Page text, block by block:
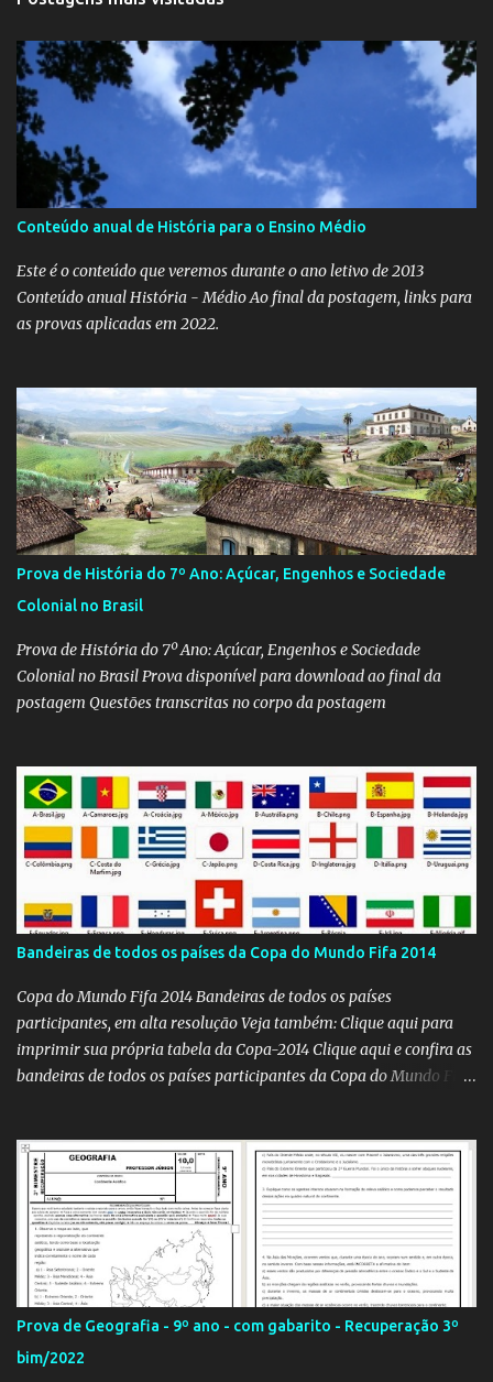
Conteúdo anual de História para o Ensino Médio
Este é o conteúdo que veremos durante o ano letivo de 2013
Conteúdo anual História - Médio Ao final da postagem, links para
as provas aplicadas em 2022.
Prova de História do 7º Ano: Açúcar, Engenhos e Sociedade
Colonial no Brasil
Prova de História do 7º Ano: Açúcar, Engenhos e Sociedade
Colonial no Brasil Prova disponível para download ao final da
postagem Questões transcritas no corpo da postagem
Bandeiras de todos os países da Copa do Mundo Fifa 2014
Copa do Mundo Fifa 2014 Bandeiras de todos os países
participantes, em alta resolução Veja também: Clique aqui para
imprimir sua própria tabela da Copa-2014 Clique aqui e confira as
bandeiras de todos os países participantes da Copa do Mundo Fifa
Com um evento como a Copa do Mundo ocorrendo no Brasil,
independentemente se você seja do time 'Viva Copa' ou do time
'Não vai ter Copa', uma hora ou outra acaba precisando das
bandeiras dos países que participarão do evento (para exaltá-los
ou para estraçalhá-los). Principalmente se você for aluno ou
professor! Provavelmente sua escola fará alguma atividade
relacionada ao assunto. Aí, precisa correr para o Google Imagens,
achar a bandeira correta, com a resolução adequada... a maior
função. Eu sei porque já precisei fazer isso. Como deixei os
Prova de Geografia - 9º ano - com gabarito - Recuperação 3º
bim/2022